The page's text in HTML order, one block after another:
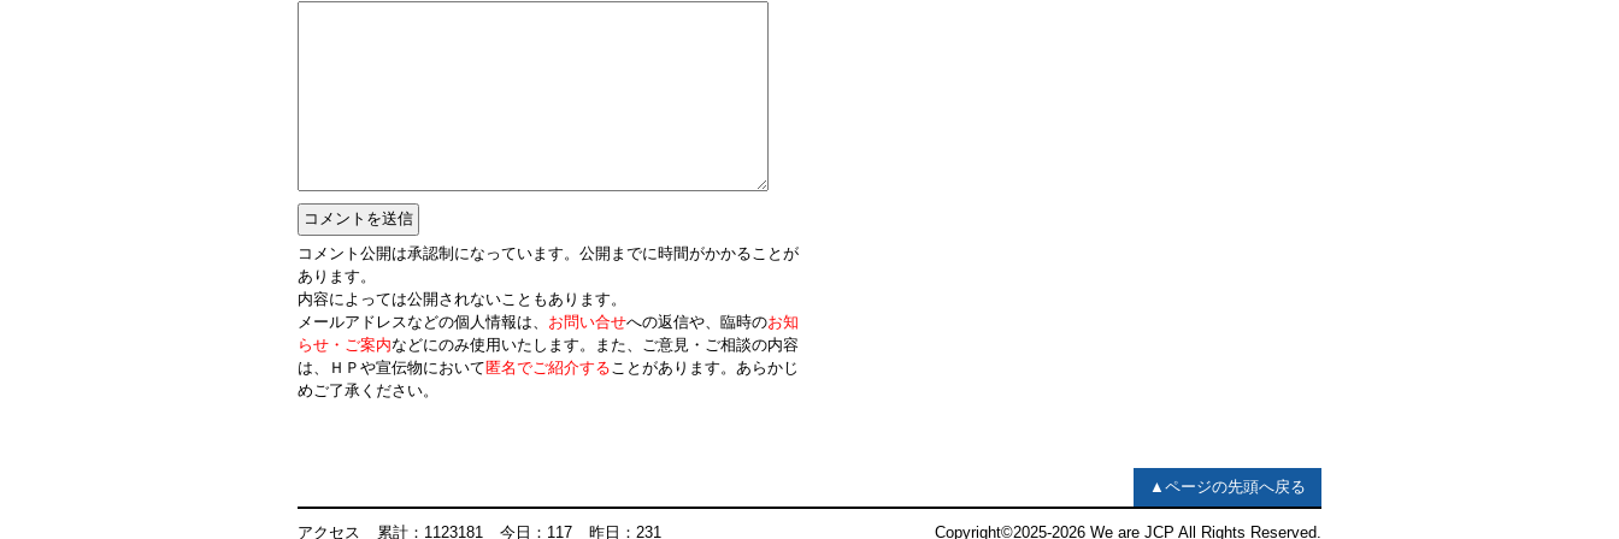
コメント公開は承認制になっています。公開までに時間がかかることが
あります。
内容によっては公開されないこともあります。
メールアドレスなどの個人情報は、 お問い合せへの返信や、臨時のお知
らせ・ご案内などにのみ使用いたします。また、ご意見・ご相談の内容
は、ＨＰや宣伝物において匿名でご紹介することがあります。あらかじ
めご了承ください。
▲ページの先頭へ戻る
アクセス 累計：1123181 今日：117 昨日：231 Copyright©2025-2026 We are JCP All Rights Reserved.